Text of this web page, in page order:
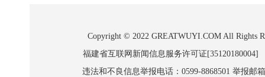
Copyright © 2022 GREATWUYI.COM All Rights
福建省互联网新闻信息服务许可证
违法和不良信息举报电话：0599-8868501 举报邮